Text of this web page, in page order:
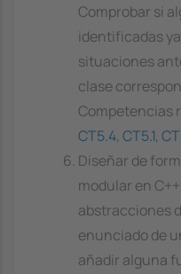
Comprobar si
identificadas
situaciones
clase
Competencias
CT5.4, CT5.1,
Diseñar de
modular en
abstracciones
enunciado de
añadir alguna